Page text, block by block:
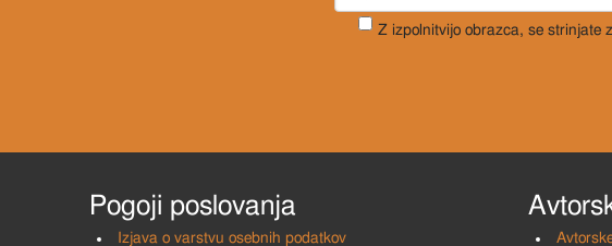
Z izpolnitvijo obrazca, se strinjate z
Pogoji poslovanja
Izjava o varstvu osebnih podatkov